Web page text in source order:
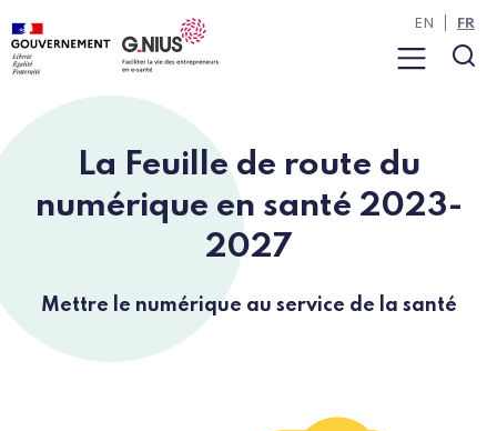
Panneau de gestion des cookies
Aller au contenu
Aller à la navigation
Menu
EN FR
La Feuille de route du
numérique en santé 2023-
2027
Mettre le numérique au service de la santé